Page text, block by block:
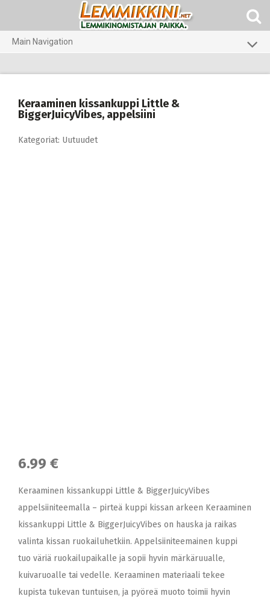
Main Navigation
Pieneläimet
Keraaminen kissankuppi Little &
BiggerJuicyVibes, appelsiini
Kategoriat: Uutuudet
6.99 €
Keraaminen kissankuppi Little & BiggerJuicyVibes
appelsiiniteemalla – pirteä kuppi kissan arkeen Keraaminen
kissankuppi Little & BiggerJuicyVibes on hauska ja raikas
valinta kissan ruokailuhetkiin. Appelsiiniteemainen kuppi
tuo väriä ruokailupaikalle ja sopii hyvin märkäruualle,
kuivaruoalle tai vedelle. Keraaminen materiaali tekee
kupista tukevan tuntuisen, ja pyöreä muoto toimii hyvin